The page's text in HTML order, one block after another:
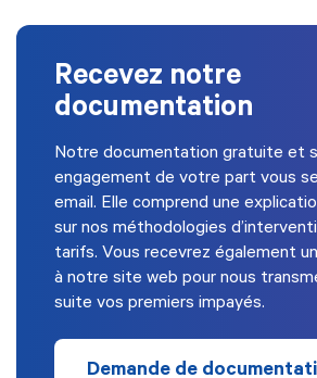
Recevez notre
documentation
Notre documentation gratuite et
engagement de votre part vous
email. Elle comprend une
sur nos méthodologies
tarifs. Vous recevrez également
à notre site web pour nous
suite vos premiers impayés.
Demande de